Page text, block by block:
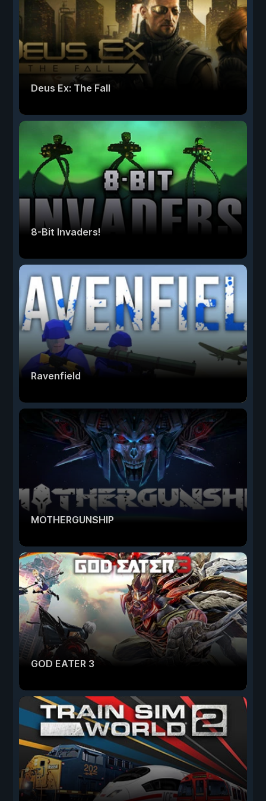
Deus Ex: The Fall
8-Bit Invaders!
Ravenfield
MOTHERGUNSHIP
GOD EATER 3